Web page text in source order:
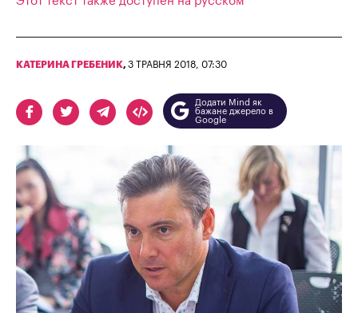
КАТЕРИНА ГРЕБЕНИК, 3 ТРАВНЯ 2018, 07:30
Додати Mind як
бажане джерело в
Google